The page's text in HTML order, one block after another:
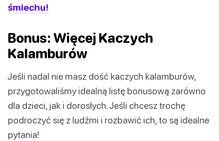
śmiechu!
Bonus: Więcej Kaczych
Kalamburów
Jeśli nadal nie masz dość kaczych kalamburów,
przygotowaliśmy idealną listę bonusową zarówno
dla dzieci, jak i dorosłych. Jeśli chcesz trochę
podroczyć się z ludźmi i rozbawić ich, to są idealne
pytania!